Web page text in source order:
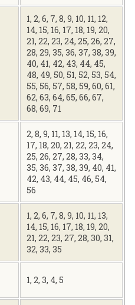
1, 2, 6, 7, 8, 9, 10, 11, 12,
14, 15, 16, 17, 18, 19, 20,
21, 22, 23, 24, 25, 26, 27,
28, 29, 35, 36, 37, 38, 39,
40, 41, 42, 43, 44, 45,
48, 49, 50, 51, 52, 53, 54,
55, 56, 57, 58, 59, 60, 61,
62, 63, 64, 65, 66, 67,
68, 69, 71
2, 8, 9, 11, 13, 14, 15, 16,
17, 18, 20, 21, 22, 23, 24,
25, 26, 27, 28, 33, 34,
35, 36, 37, 38, 39, 40, 41,
42, 43, 44, 45, 46, 54,
56
1, 2, 6, 7, 8, 9, 10, 11, 13,
14, 15, 16, 17, 18, 19, 20,
21, 22, 23, 27, 28, 30, 31,
32, 33, 35
1, 2, 3, 4, 5